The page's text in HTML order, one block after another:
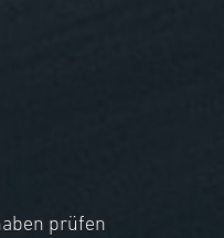
prüfen